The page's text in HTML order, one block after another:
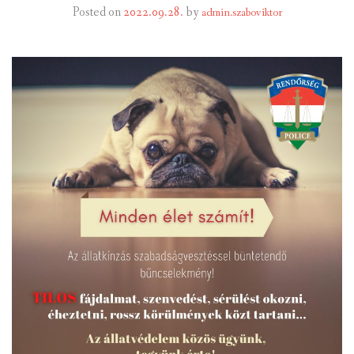
LETÖLTHETŐ NYOMTATVÁNYOK
VÁLASZTÁS 2026
TELEPÜLÉSIKÉPVISELŐI VAGYONNYILATKOZATOK – 2026.
ROMA NEMZETISÉGI ÖNKORMÁNYZATI KÉPVISELŐK
VAGYONNYILATKOZATA – 2026. ÉV
Posted on2022.09.28.by admin.szaboviktor